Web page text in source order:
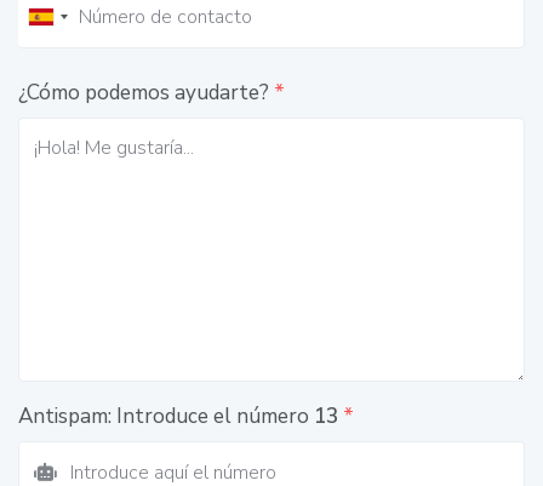
¿Cómo podemos ayudarte? *
Antispam: Introduce el número 13 *